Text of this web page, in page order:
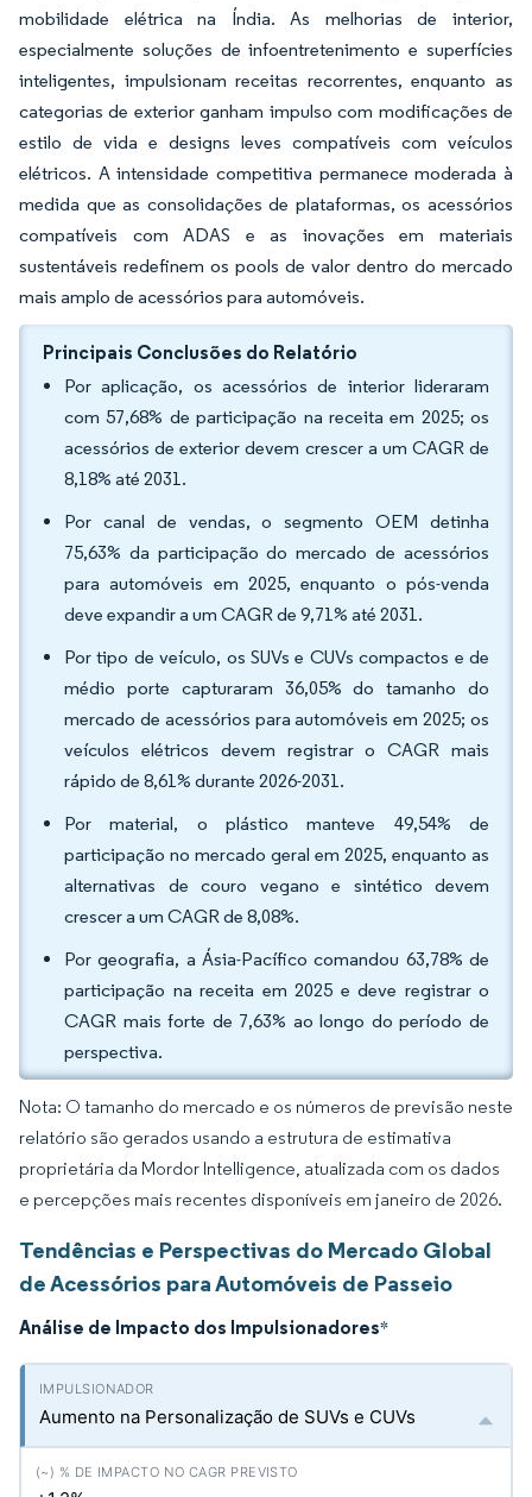
mobilidade elétrica na Índia. As melhorias de interior,
especialmente soluções de infoentretenimento e superfícies
inteligentes, impulsionam receitas recorrentes, enquanto as
categorias de exterior ganham impulso com modificações de
estilo de vida e designs leves compatíveis com veículos
elétricos. A intensidade competitiva permanece moderada à
medida que as consolidações de plataformas, os acessórios
compatíveis com ADAS e as inovações em materiais
sustentáveis redefinem os pools de valor dentro do mercado
mais amplo de acessórios para automóveis.
Principais Conclusões do Relatório
Por aplicação, os acessórios de interior lideraram
com 57,68% de participação na receita em 2025; os
acessórios de exterior devem crescer a um CAGR de
8,18% até 2031.
Por canal de vendas, o segmento OEM detinha
75,63% da participação do mercado de acessórios
para automóveis em 2025, enquanto o pós-venda
deve expandir a um CAGR de 9,71% até 2031.
Por tipo de veículo, os SUVs e CUVs compactos e de
médio porte capturaram 36,05% do tamanho do
mercado de acessórios para automóveis em 2025; os
veículos elétricos devem registrar o CAGR mais
rápido de 8,61% durante 2026-2031.
Por material, o plástico manteve 49,54% de
participação no mercado geral em 2025, enquanto as
alternativas de couro vegano e sintético devem
crescer a um CAGR de 8,08%.
Por geografia, a Ásia-Pacífico comandou 63,78% de
participação na receita em 2025 e deve registrar o
CAGR mais forte de 7,63% ao longo do período de
perspectiva.
Nota: O tamanho do mercado e os números de previsão neste
relatório são gerados usando a estrutura de estimativa
proprietária da Mordor Intelligence, atualizada com os dados
e percepções mais recentes disponíveis em janeiro de 2026.
Tendências e Perspectivas do Mercado Global
de Acessórios para Automóveis de Passeio
Análise de Impacto dos Impulsionadores*
Aumento na Personalização de SUVs e CUVs